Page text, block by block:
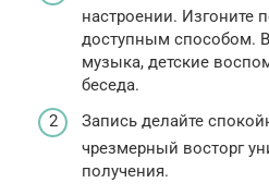
настроении. Изгоните
доступным способом.
музыка, детские
беседа.
Запись делайте
чрезмерный восторг
получения.